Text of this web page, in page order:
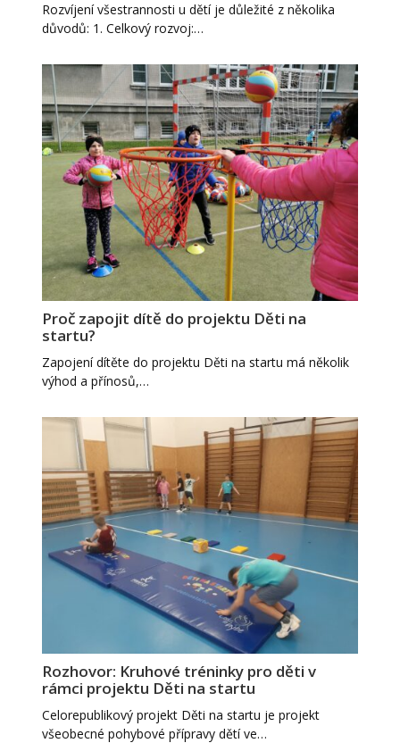
Rozvíjení všestrannosti u dětí je důležité z několika
důvodů: 1. Celkový rozvoj:…
Proč zapojit dítě do projektu Děti na
startu?
Zapojení dítěte do projektu Děti na startu má několik
výhod a přínosů,…
Rozhovor: Kruhové tréninky pro děti v
rámci projektu Děti na startu
Celorepublikový projekt Děti na startu je projekt
všeobecné pohybové přípravy dětí ve…